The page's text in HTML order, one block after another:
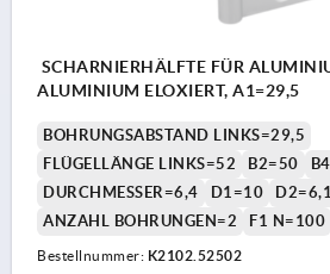
SCHARNIERHÄLFTE FÜR
ALUMINIUM ELOXIERT, A1=29,5
BOHRUNGSABSTAND LINKS=29,5
FLÜGELLÄNGE LINKS=52
B2=50
DURCHMESSER=6,4
D1=10 D2=6,1
ANZAHL BOHRUNGEN=2
F1 N=100
Bestellnummer: K2102.52502